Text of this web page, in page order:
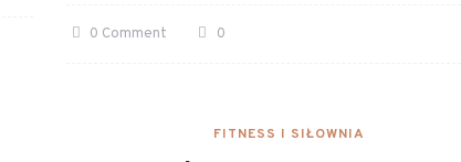
0 Comment 0
FITNESS I SIŁOWNIA